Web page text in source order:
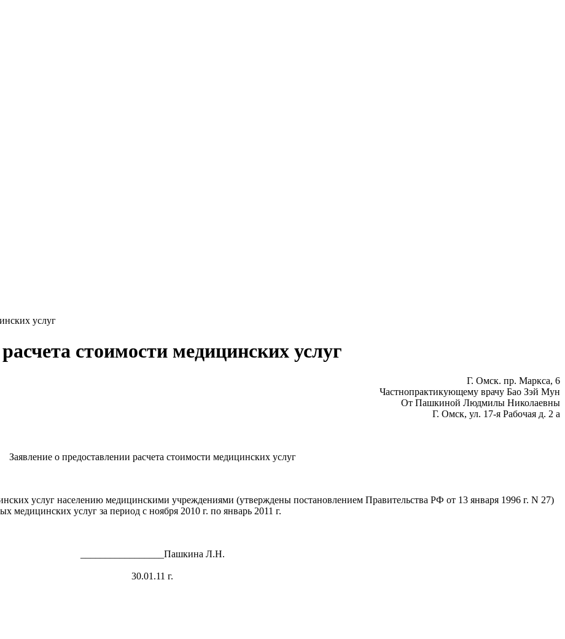
услуг
стоимости медицинских услуг
Г. Омск. пр. Маркса, 6
Частнопрактикующему врачу Бао Зэй Мун
От Пашкиной Людмилы Николаевны
Г. Омск, ул. 17-я Рабочая д. 2 а
Заявление о предоставлении расчета стоимости медицинских услуг
услуг населению медицинскими учреждениями (утверждены постановлением Правительства РФ от 13 января 1996 г. N 27)
медицинских услуг за период с ноября 2010 г. по январь 2011 г.
_________________Пашкина Л.Н.
30.01.11 г.